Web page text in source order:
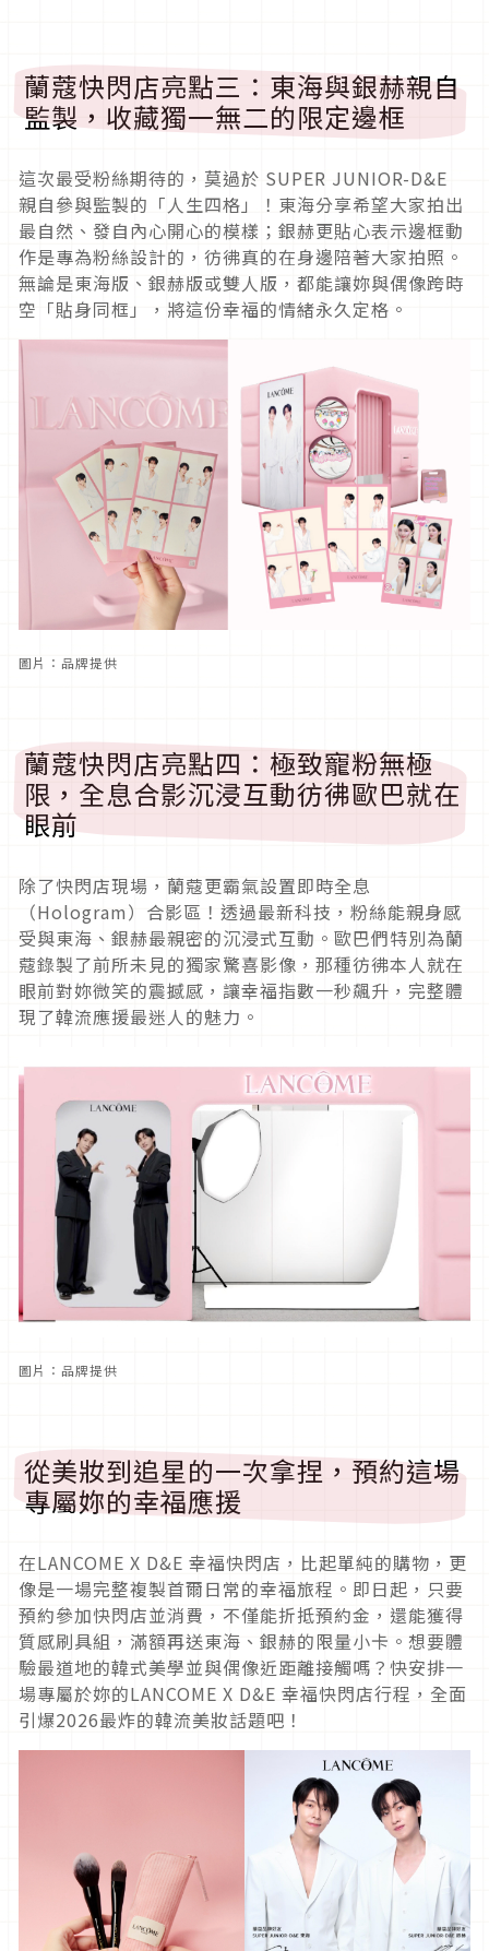
蘭蔻快閃店亮點三：東海與銀赫親自
監製，收藏獨一無二的限定邊框
這次最受粉絲期待的，莫過於 SUPER JUNIOR-D&E
親自參與監製的「人生四格」！東海分享希望大家拍出
最自然、發自內心開心的模樣；銀赫更貼心表示邊框動
作是專為粉絲設計的，彷彿真的在身邊陪著大家拍照。
無論是東海版、銀赫版或雙人版，都能讓妳與偶像跨時
空「貼身同框」，將這份幸福的情緒永久定格。
圖片：品牌提供
蘭蔻快閃店亮點四：極致寵粉無極
限，全息合影沉浸互動彷彿歐巴就在
眼前
除了快閃店現場，蘭蔻更霸氣設置即時全息
（Hologram）合影區！透過最新科技，粉絲能親身感
受與東海、銀赫最親密的沉浸式互動。歐巴們特別為蘭
蔻錄製了前所未見的獨家驚喜影像，那種彷彿本人就在
眼前對妳微笑的震撼感，讓幸福指數一秒飆升，完整體
現了韓流應援最迷人的魅力。
圖片：品牌提供
從美妝到追星的一次拿捏，預約這場
專屬妳的幸福應援
在LANCOME X D&E 幸福快閃店，比起單純的購物，更
像是一場完整複製首爾日常的幸福旅程。即日起，只要
預約參加快閃店並消費，不僅能折抵預約金，還能獲得
質感刷具組，滿額再送東海、銀赫的限量小卡。想要體
驗最道地的韓式美學並與偶像近距離接觸嗎？快安排一
場專屬於妳的LANCOME X D&E 幸福快閃店行程，全面
引爆2026最炸的韓流美妝話題吧！